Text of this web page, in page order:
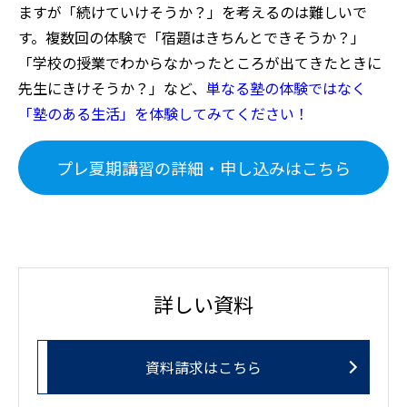
ますが「続けていけそうか？」を考えるのは難しいで
す。複数回の体験で「宿題はきちんとできそうか？」
「学校の授業でわからなかったところが出てきたときに
先生にきけそうか？」など、 単なる塾の体験ではなく
「塾のある生活」を体験してみてください！
プレ夏期講習の詳細・申し込みはこちら
詳しい資料
資料請求はこちら